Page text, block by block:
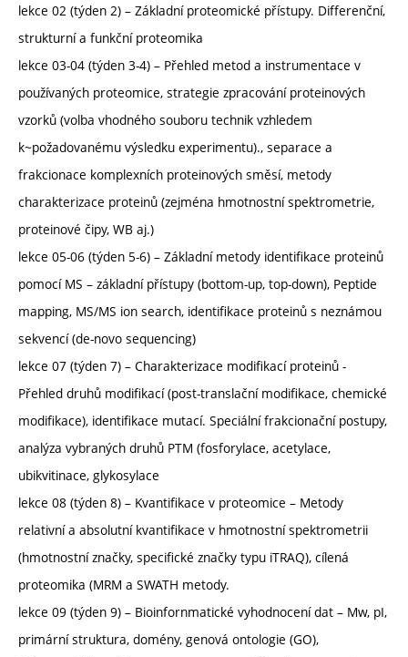
lekce 02 (týden 2) – Základní proteomické přístupy. Differenční,
strukturní a funkční proteomika
lekce 03-04 (týden 3-4) – Přehled metod a instrumentace v
používaných proteomice, strategie zpracování proteinových
vzorků (volba vhodného souboru technik vzhledem
k~požadovanému výsledku experimentu)., separace a
frakcionace komplexních proteinových směsí, metody
charakterizace proteinů (zejména hmotnostní spektrometrie,
proteinové čipy, WB aj.)
lekce 05-06 (týden 5-6) – Základní metody identifikace proteinů
pomocí MS – základní přístupy (bottom-up, top-down), Peptide
mapping, MS/MS ion search, identifikace proteinů s neznámou
sekvencí (de-novo sequencing)
lekce 07 (týden 7) – Charakterizace modifikací proteinů -
Přehled druhů modifikací (post-translační modifikace, chemické
modifikace), identifikace mutací. Speciální frakcionační postupy,
analýza vybraných druhů PTM (fosforylace, acetylace,
ubikvitinace, glykosylace
lekce 08 (týden 8) – Kvantifikace v proteomice – Metody
relativní a absolutní kvantifikace v hmotnostní spektrometrii
(hmotnostní značky, specifické značky typu iTRAQ), cílená
proteomika (MRM a SWATH metody.
lekce 09 (týden 9) – Bioinfornmatické vyhodnocení dat – Mw, pI,
primární struktura, domény, genová ontologie (GO),